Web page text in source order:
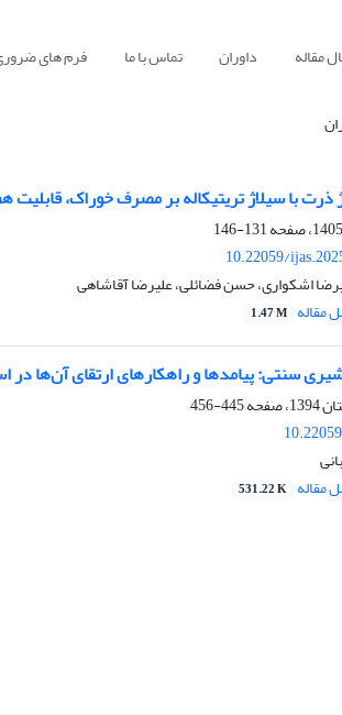
مقاله داوران تماس با ما فرم های
ذرت با سیلاژ تریتیکاله بر مصرف خوراک،
131-146
10.22059/
اشکواری، حسن فضائلی، علیرضا آقاشاهی
مقاله 1.47 M
سنتی: پیامدها و راهکارهای ارتقای آن‌ها
445-456
مقاله 531.22 K